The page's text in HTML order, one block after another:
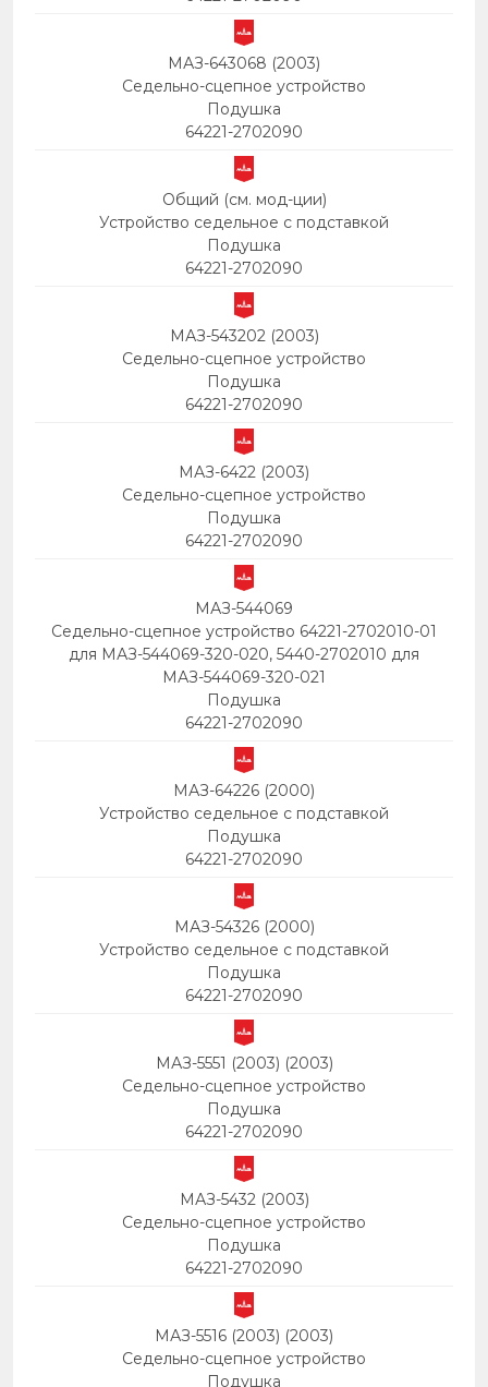
МАЗ-643068 (2003)
Седельно-сцепное устройство
Подушка
64221-2702090
Общий (см. мод-ции)
Устройство седельное с подставкой
Подушка
64221-2702090
МАЗ-543202 (2003)
Седельно-сцепное устройство
Подушка
64221-2702090
МАЗ-6422 (2003)
Седельно-сцепное устройство
Подушка
64221-2702090
МАЗ-544069
Седельно-сцепное устройство 64221-2702010-01
для МАЗ-544069-320-020, 5440-2702010 для
МАЗ-544069-320-021
Подушка
64221-2702090
МАЗ-64226 (2000)
Устройство седельное с подставкой
Подушка
64221-2702090
МАЗ-54326 (2000)
Устройство седельное с подставкой
Подушка
64221-2702090
МАЗ-5551 (2003) (2003)
Седельно-сцепное устройство
Подушка
64221-2702090
МАЗ-5432 (2003)
Седельно-сцепное устройство
Подушка
64221-2702090
МАЗ-5516 (2003) (2003)
Седельно-сцепное устройство
Подушка